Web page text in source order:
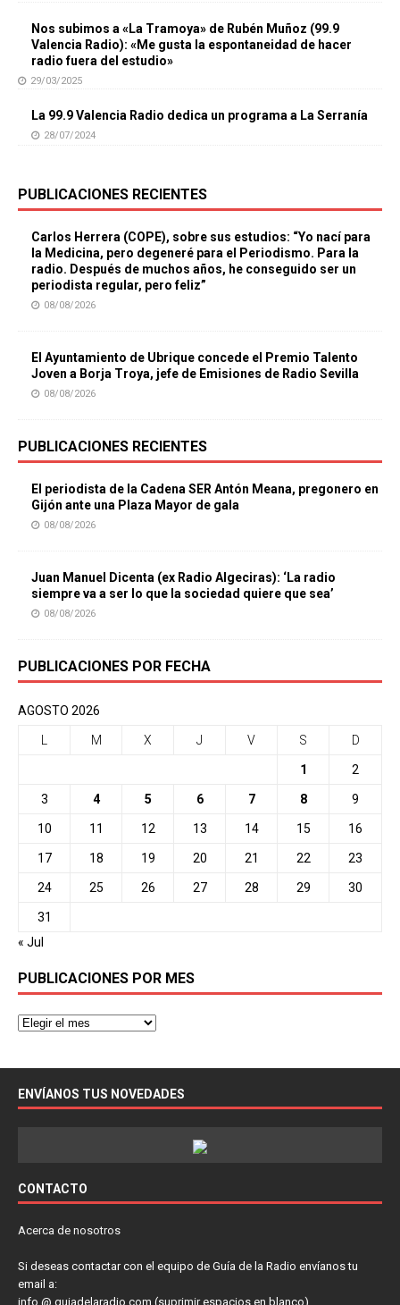
Nos subimos a «La Tramoya» de Rubén Muñoz (99.9
Valencia Radio): «Me gusta la espontaneidad de hacer
radio fuera del estudio»
29/03/2025
La 99.9 Valencia Radio dedica un programa a La Serranía
28/07/2024
PUBLICACIONES RECIENTES
Carlos Herrera (COPE), sobre sus estudios: “Yo nací para
la Medicina, pero degeneré para el Periodismo. Para la
radio. Después de muchos años, he conseguido ser un
periodista regular, pero feliz”
08/08/2026
El Ayuntamiento de Ubrique concede el Premio Talento
Joven a Borja Troya, jefe de Emisiones de Radio Sevilla
08/08/2026
PUBLICACIONES RECIENTES
El periodista de la Cadena SER Antón Meana, pregonero en
Gijón ante una Plaza Mayor de gala
08/08/2026
Juan Manuel Dicenta (ex Radio Algeciras): ‘La radio
siempre va a ser lo que la sociedad quiere que sea’
08/08/2026
PUBLICACIONES POR FECHA
AGOSTO 2026
M X J V S D
1 2
3 4 5 6 7 8 9
10 11 12 13 14 15 16
17 18 19 20 21 22 23
24 25 26 27 28 29 30
31
« Jul
PUBLICACIONES POR MES
ENVÍANOS TUS NOVEDADES
CONTACTO
Acerca de nosotros
Si deseas contactar con el equipo de Guía de la Radio envíanos tu
email a:
info @ guiadelaradio.com (suprimir espacios en blanco)